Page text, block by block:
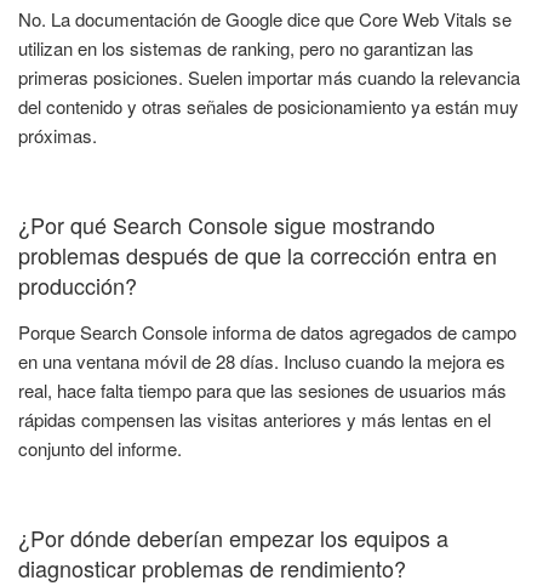
No. La documentación de Google dice que Core Web Vitals se
utilizan en los sistemas de ranking, pero no garantizan las
primeras posiciones. Suelen importar más cuando la relevancia
del contenido y otras señales de posicionamiento ya están muy
próximas.
¿Por qué Search Console sigue mostrando
problemas después de que la corrección entra en
producción?
Porque Search Console informa de datos agregados de campo
en una ventana móvil de 28 días. Incluso cuando la mejora es
real, hace falta tiempo para que las sesiones de usuarios más
rápidas compensen las visitas anteriores y más lentas en el
conjunto del informe.
¿Por dónde deberían empezar los equipos a
diagnosticar problemas de rendimiento?